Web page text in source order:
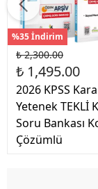
%35 İndirim
₺ 2,300.00
₺ 1,495.00
2026 KPSS
Yetenek TEKLİ
Soru Bankası
Çözümlü